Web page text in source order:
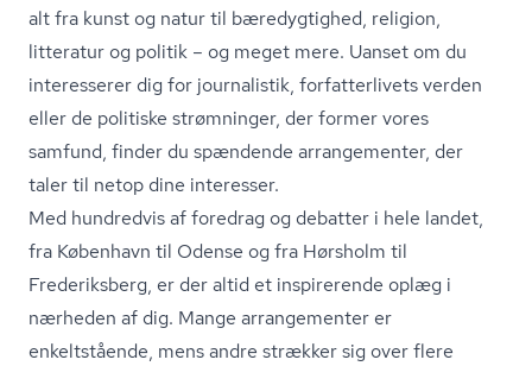
alt fra kunst og natur til bæredygtighed, religion,
litteratur og politik – og meget mere. Uanset om du
interesserer dig for journalistik, for­fat­ter­li­vets verden
eller de politiske strømninger, der former vores
samfund, finder du spændende arrangementer, der
taler til netop dine interesser.
Med hundredvis af foredrag og debatter i hele landet,
fra København til Odense og fra Hørsholm til
Frederiksberg, er der altid et inspirerende oplæg i
nærheden af dig. Mange arrangementer er
enkeltstående, mens andre strækker sig over flere